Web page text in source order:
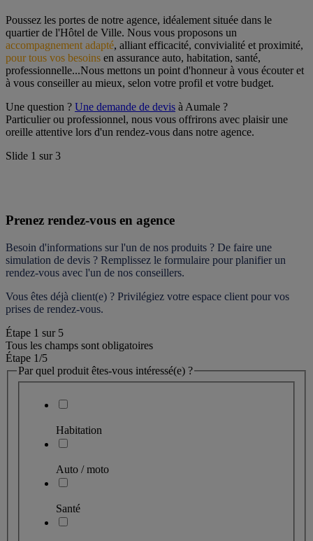
Poussez les portes de notre agence, idéalement située dans le
accompagnement adapté
pour tous vos besoins en assurance auto, habitation, santé,
professionnelle...Nous mettons un point d'honneur à vous écouter et
à vous conseiller au mieux, selon votre profil et votre budget.
Une question ? Une demande de devis à Aumale ?
Particulier ou professionnel, nous vous offrirons avec plaisir une
oreille attentive lors d'un rendez-vous dans notre agence.
Slide 1 sur3
Prenez rendez-vous en agence
Besoin d'informations sur l'un de nos produits ? De faire une
simulation de devis ? Remplissez le formulaire pour planifier un
rendez-vous avec l'un de nos conseillers.
Vous êtes déjà client(e) ? Privilégiez votre espace client pour vos
prises de rendez-vous.
Étape 1 sur 5
Tous les champs sont obligatoires
Étape 1/5
Par quel produit êtes-vous intéressé(e) ?
Habitation
Auto / moto
Santé